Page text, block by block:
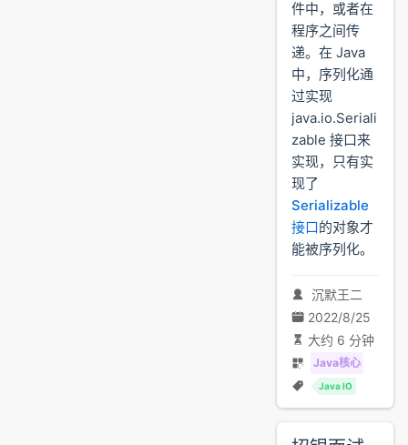
件中，或者在
程序之间传
递。在 Java
中，序列化通
过实现
java.io.Seriali
zable 接口来
实现，只有实
现了
Serializable
接口的对象才
能被序列化。
沉默王二
2022/8/25
大约 6 分钟
Java核心
Java IO